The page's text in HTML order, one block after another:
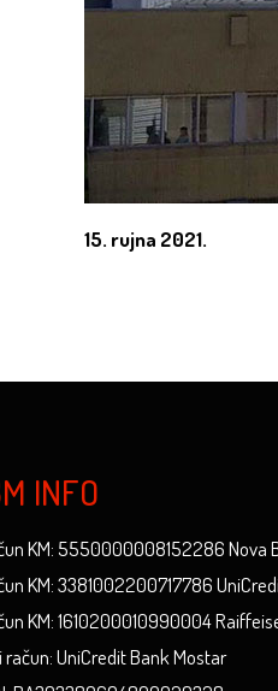
15. rujna 2021.
INFO
KM: 5550000008152286 Nova
KM: 3381002200717786
KM: 1610200010990004
račun: UniCredit Bank Mostar